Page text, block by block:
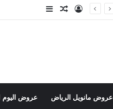
تسجيل الدخول
مقال عشوائي
إضافة عمود
عروض مانويل الرياض عروض اليوم